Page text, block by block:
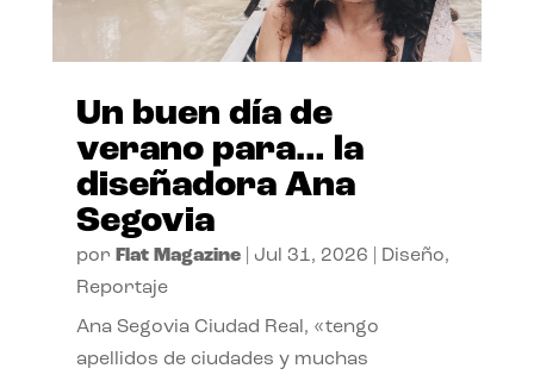
Un buen día de
verano para… la
diseñadora Ana
Segovia
por Flat Magazine| Jul 31, 2026 Diseño,
Reportaje
Ana Segovia Ciudad Real, «tengo
apellidos de ciudades y muchas